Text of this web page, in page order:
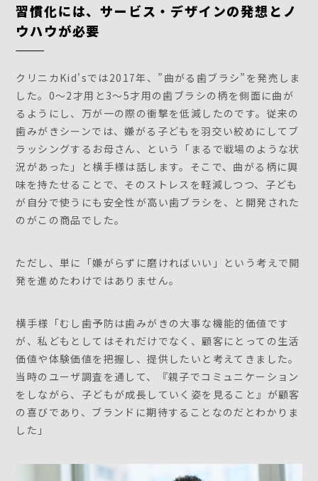
習慣化には、サービス・デザインの発想とノ
ウハウが必要
クリニカKid'sでは2017年、”曲がる歯ブラシ”を発売しま
した。0～2才用と3～5才用の歯ブラシの柄を側面に曲が
るようにし、万が一の際の衝撃を低減したのです。従来の
歯みがきシーンでは、嫌がる子どもを羽交い絞めにしてブ
ラッシングするお母さん、という「まるで戦場のような状
況があった」と横手様は話します。そこで、曲がる柄に興
味を持たせることで、そのストレスを軽減しつつ、子ども
が自分で使うにも安全性が高い歯ブラシを、と開発された
のがこの商品でした。
ただし、単に「嫌がらずに磨ければいい」という考えで開
発を進めたわけではありません。
横手様「むし歯予防は歯みがきの大事な機能的価値です
が、私どもとしてはそれだけでなく、顧客にとっての生活
価値や体験価値を把握し、提供したいと考えてきました。
当時のユーザ調査を通して、『親子でコミュニケーション
をしながら、子どもが成長していく姿を見ること』が顧客
の喜びであり、ブランドに期待することなのだとわかりま
した」